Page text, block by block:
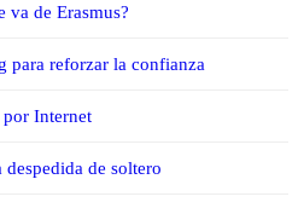
va de Erasmus?
para reforzar la confianza
por Internet
de soltero